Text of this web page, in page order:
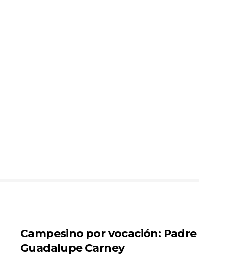
Campesino por vocación: Padre
Guadalupe Carney